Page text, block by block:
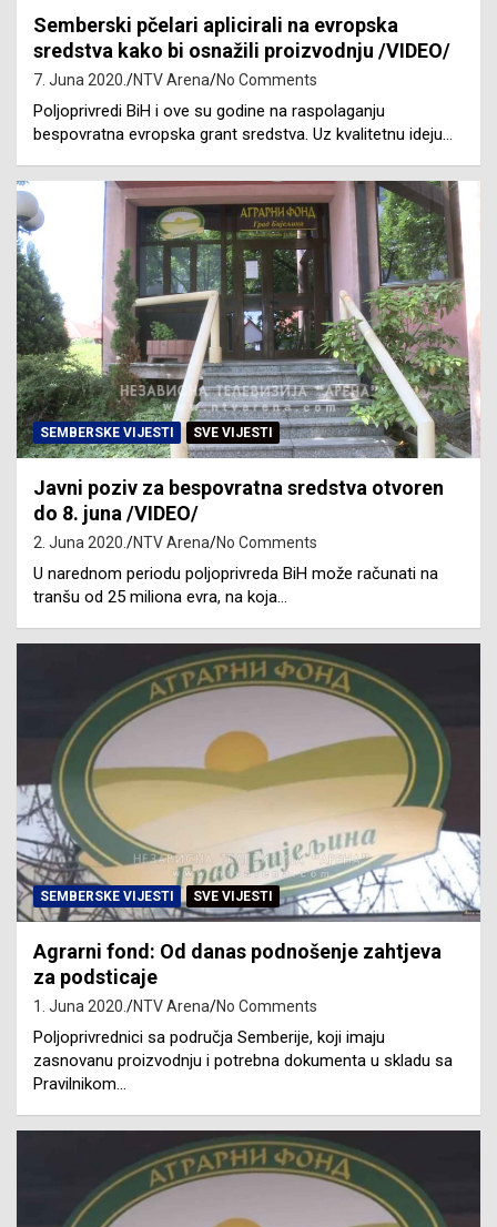
Semberski pčelari aplicirali na evropska
sredstva kako bi osnažili proizvodnju /VIDEO/
7. Juna 2020. NTV Arena No Comments
Poljoprivredi BiH i ove su godine na raspolaganju
bespovratna evropska grant sredstva. Uz kvalitetnu ideju…
SEMBERSKE VIJESTI SVE VIJESTI
Javni poziv za bespovratna sredstva otvoren
do 8. juna /VIDEO/
2. Juna 2020. NTV Arena No Comments
U narednom periodu poljoprivreda BiH može računati na
tranšu od 25 miliona evra, na koja…
SEMBERSKE VIJESTI SVE VIJESTI
Agrarni fond: Od danas podnošenje zahtjeva
za podsticaje
1. Juna 2020. NTV Arena No Comments
Poljoprivrednici sa područja Semberije, koji imaju
zasnovanu proizvodnju i potrebna dokumenta u skladu sa
Pravilnikom…